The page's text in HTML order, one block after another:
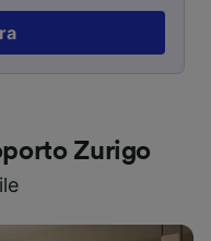
Zurigo